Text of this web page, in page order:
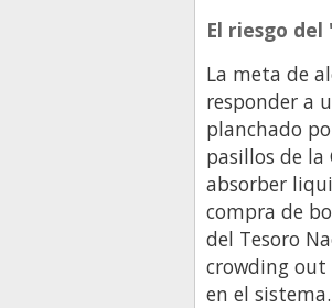
El riesgo
La meta de
responder a
planchado
pasillos de
absorber
compra de
del Tesoro
crowding out
en el sistema.